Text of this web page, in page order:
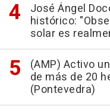
José Ángel
histórico:
solar es
(AMP) Activo
de más de 20
(Pontevedra)